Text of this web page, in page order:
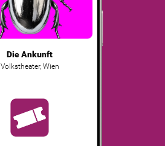
Die Ankunft
Volkstheater, Wien